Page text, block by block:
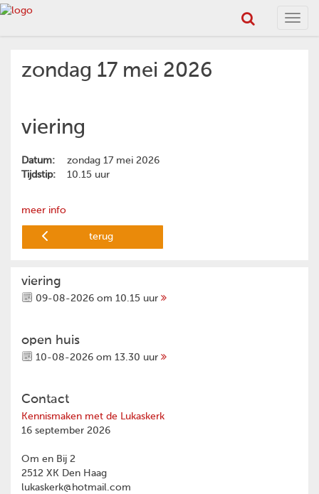
zondag 17 mei 2026
viering
Datum:
zondag 17 mei 2026
Tijdstip:
10.15 uur
meer info
terug
viering
09-08-2026 om 10.15 uur
open huis
10-08-2026 om 13.30 uur
Contact
Kennismaken met de Lukaskerk
16 september 2026
Om en Bij 2
2512 XK Den Haag
lukaskerk@hotmail.com